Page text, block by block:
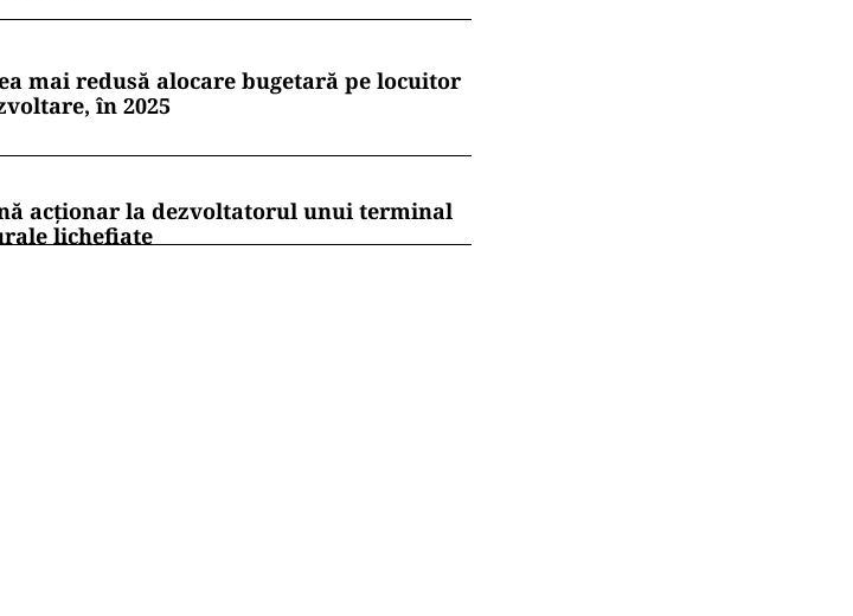
mai redusă alocare bugetară pe locuitor
în 2025
acționar la dezvoltatorul unui terminal
lichefiate